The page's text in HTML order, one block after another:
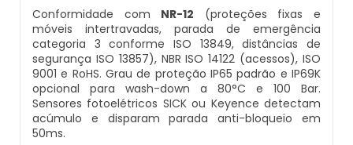
Pesadora Para Biscoito De Polvilho
Seladora Rotativa
Pesadora Para Pão De Queijo
Datador Elétrico
Datador Para Sacos Plasticos
Comprar Datador Automático
Datador Termico
Conformidade com NR-12 (proteções fixas e
móveis intertravadas, parada de emergência
categoria 3 conforme ISO 13849, distâncias de
segurança ISO 13857), NBR ISO 14122 (acessos), ISO
9001 e RoHS. Grau de proteção IP65 padrão e IP69K
opcional para wash-down a 80°C e 100 Bar.
Sensores fotoelétricos SICK ou Keyence detectam
acúmulo e disparam parada anti-bloqueio em
50ms.